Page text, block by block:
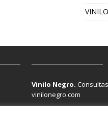
Vinilo Negro.
vinilonegro.com